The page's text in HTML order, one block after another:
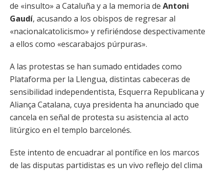
de «insulto» a Cataluña y a la memoria de Antoni
Gaudí, acusando a los obispos de regresar al
«nacionalcatolicismo» y refiriéndose despectivamente
a ellos como «escarabajos púrpuras».
A las protestas se han sumado entidades como
Plataforma per la Llengua, distintas cabeceras de
sensibilidad independentista, Esquerra Republicana y
Aliança Catalana, cuya presidenta ha anunciado que
cancela en señal de protesta su asistencia al acto
litúrgico en el templo barcelonés.
Este intento de encuadrar al pontífice en los marcos
de las disputas partidistas es un vivo reflejo del clima